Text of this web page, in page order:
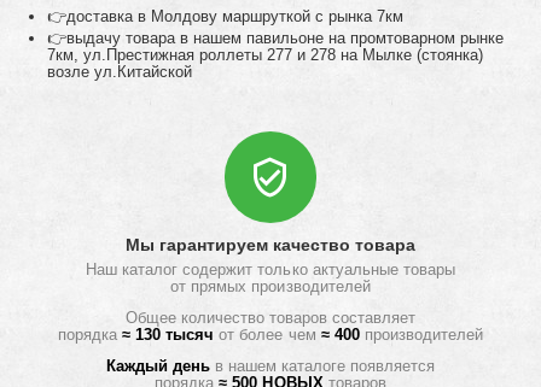
👉доставка в Молдову маршруткой с рынка 7км
👉выдачу товара в нашем павильоне на промтоварном рынке
7км, ул.Престижная роллеты 277 и 278 на Мылке (стоянка)
возле ул.Китайской
Мы гарантируем качество товара
Наш каталог содержит только актуальные товары
от прямых производителей
Общее количество товаров составляет
порядка≈ 130 тысяч от более чем ≈ 400 производителей
Каждый деньв нашем каталоге появляется
порядка≈ 500 НОВЫХ товаров